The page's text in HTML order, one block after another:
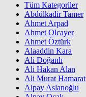
Tüm Kategoriler
Abdülkadir Tamer
Ahmet Arpad
Ahmet Olcayer
Ahmet Öztürk
Alaaddin Kara
Ali Doğanlı
Ali Hakan Alan
Ali Murat Hamarat
Alpay Aslanoğlu